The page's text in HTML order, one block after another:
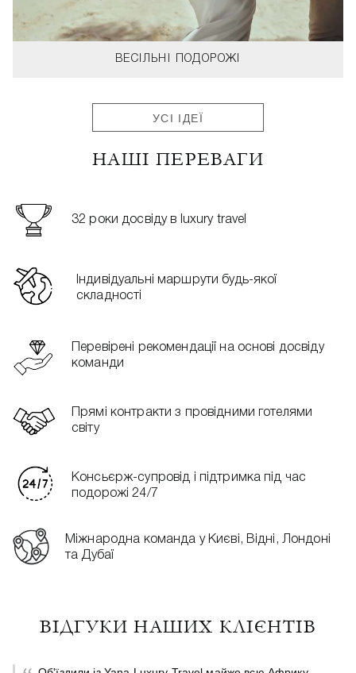
ВЕСІЛЬНІ ПОДОРОЖІ
УСІ ІДЕЇ
НАШІ ПЕРЕВАГИ
32 роки досвіду в luxury travel
Індивідуальні маршрути будь-якої
складності
Перевірені рекомендації на основі досвіду
команди
Прямі контракти з провідними готелями
світу
Консьєрж-супровід і підтримка під час
подорожі 24/7
Міжнародна команда у Києві, Відні, Лондоні
та Дубаї
ВІДГУКИ НАШИХ КЛІЄНТІВ